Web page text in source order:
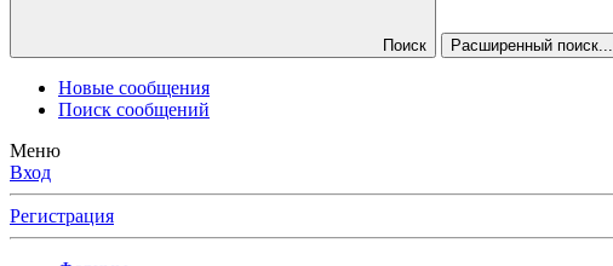
Поиск Расширенный поиск...
Новые сообщения
Поиск сообщений
Меню
Вход
Регистрация